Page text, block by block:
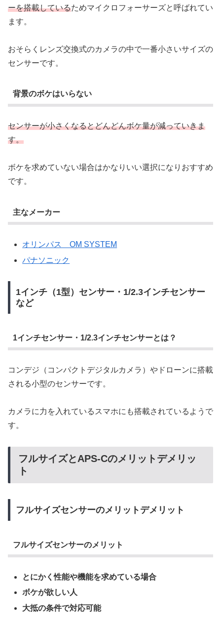
ーを搭載しているためマイクロフォーサーズと呼ばれてい
ます。
おそらくレンズ交換式のカメラの中で一番小さいサイズの
センサーです。
背景のボケはいらない
センサーが小さくなるとどんどんボケ量が減っていきま
す。
ボケを求めていない場合はかなりいい選択になりおすすめ
です。
主なメーカー
オリンパス OM SYSTEM
パナソニック
1インチ（1型）センサー・1/2.3インチセンサー
など
1インチセンサー・1/2.3インチセンサーとは？
コンデジ（コンパクトデジタルカメラ）やドローンに搭載
される小型のセンサーです。
カメラに力を入れているスマホにも搭載されているようで
す。
フルサイズとAPS-Cのメリットデメリッ
ト
フルサイズセンサーのメリットデメリット
フルサイズセンサーのメリット
とにかく性能や機能を求めている場合
ボケが欲しい人
大抵の条件で対応可能